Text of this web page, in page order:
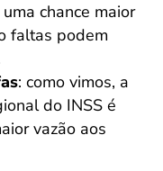
chance maior
faltas podem
: como vimos, a
do INSS é
vazão aos